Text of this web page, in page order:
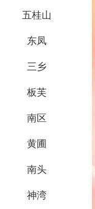
五桂山
东凤
三乡
板芙
南区
黄圃
南头
神湾